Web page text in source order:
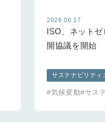
2026.06.17
ISO、ネット
開協議を開始
サステナビリティ
#気候変動#サス